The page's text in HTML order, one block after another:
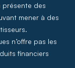
présente des
mener à des
n’offre pas les
financiers